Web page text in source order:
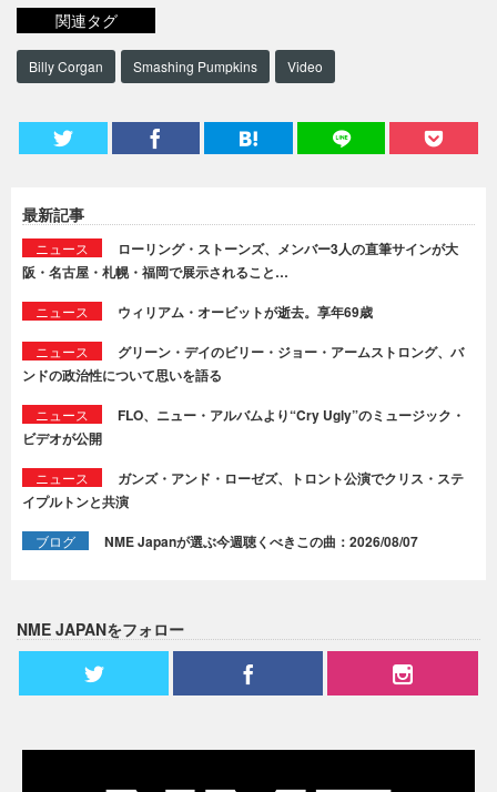
関連タグ
Billy Corgan Smashing Pumpkins Video
最新記事
ニュース
ローリング・ストーンズ、メンバー3人の直筆サインが大
阪・名古屋・札幌・福岡で展示されること…
ニュース ウィリアム・オービットが逝去。享年69歳
ニュース
グリーン・デイのビリー・ジョー・アームストロング、バ
ンドの政治性について思いを語る
ニュース
FLO、ニュー・アルバムより“Cry Ugly”のミュージック・
ビデオが公開
ニュース
ガンズ・アンド・ローゼズ、トロント公演でクリス・ステ
イプルトンと共演
ブログ NME Japanが選ぶ今週聴くべきこの曲：2026/08/07
NME JAPANをフォロー